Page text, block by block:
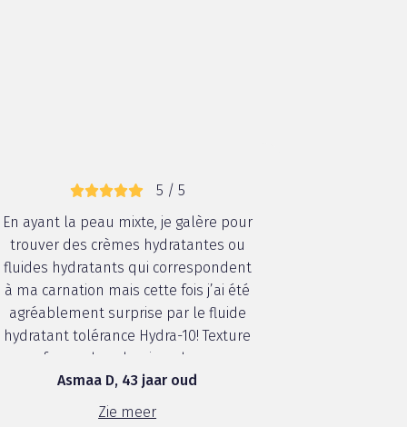
5 / 5
En ayant la peau mixte, je galère pour
trouver des crèmes hydratantes ou
fluides hydratants qui correspondent
à ma carnation mais cette fois j’ai été
agréablement surprise par le fluide
hydratant tolérance Hydra-10! Texture
sous forme de gel qui ne donne pas
un effet gras, hydratation jusqu’au
lendemain, utiliser 2 fois par jour
Asmaa D, 43 jaar oud
Zie meer